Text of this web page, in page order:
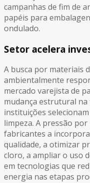
campanhas de fim de
papéis para
ondulado.
Setor acelera
A busca por materiais
ambientalmente
mercado varejista de
mudança estrutural
instituições
limpeza. A pressão
fabricantes a
qualidade, a otimizar
cloro, a ampliar o uso
em tecnologias que
energia nas etapas